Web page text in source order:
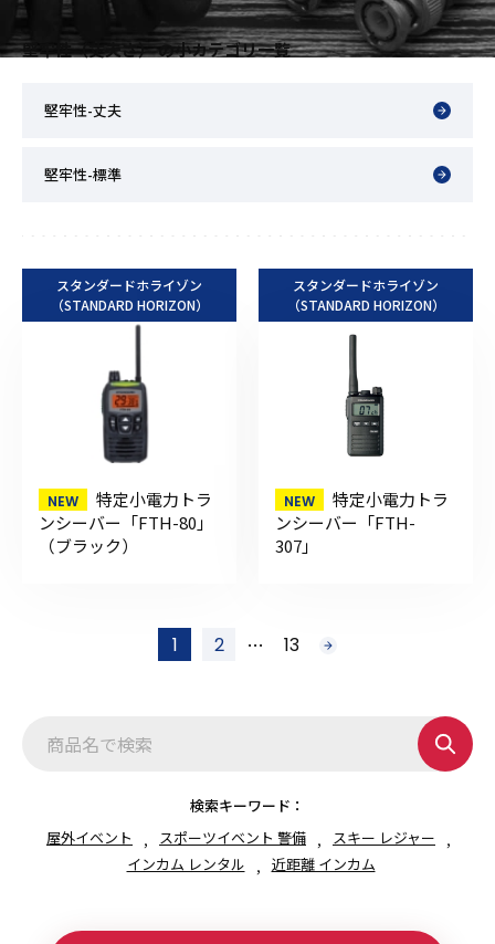
堅牢性（丈夫さ） の小カテゴリ一覧
堅牢性-丈夫
堅牢性-標準
スタンダードホライゾン
（STANDARD HORIZON）
特定小電力トラ
ンシーバー「FTH-80」
（ブラック）
スタンダードホライゾン
（STANDARD HORIZON）
特定小電力トラ
ンシーバー「FTH-
307」
1 2 … 13 次
検索キーワード：
屋外イベント
スポーツイベント 警備
スキー レジャー
インカム レンタル
近距離 インカム